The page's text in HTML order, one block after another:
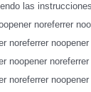
las
noreferrer
noreferrer
noopener
noreferrer